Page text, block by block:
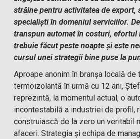
străine pentru activitatea de export,
specialişti în domeniul serviciilor.
transpun automat în costuri, efortul
trebuie făcut peste noapte şi este
cursul unei strategii bine puse la
Aproape anonim în branşa locală de
termoizolantă în urmă cu 12 ani,
reprezintă, la momentul actual, o
incontestabilă a industriei de profil,
construiască de la zero un veritabil
afaceri. Strategia şi echipa de